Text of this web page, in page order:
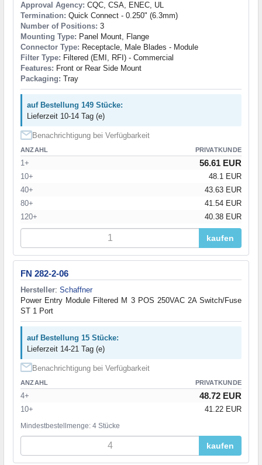
Approval Agency: CQC, CSA, ENEC, UL
Termination: Quick Connect - 0.250" (6.3mm)
Number of Positions: 3
Mounting Type: Panel Mount, Flange
Connector Type: Receptacle, Male Blades - Module
Filter Type: Filtered (EMI, RFI) - Commercial
Features: Front or Rear Side Mount
Packaging: Tray
auf Bestellung 149 Stücke:
Lieferzeit 10-14 Tag (e)
Benachrichtigung bei Verfügbarkeit
ANZAHL PRIVATKUNDE
1+ 56.61 EUR
10+
48.1 EUR
40+
43.63 EUR
80+
41.54 EUR
120+
40.38 EUR
kaufen
FN 282-2-06
Hersteller: Schaffner
Power Entry Module Filtered M 3 POS 250VAC 2A Switch/Fuse
ST 1 Port
auf Bestellung 15 Stücke:
Lieferzeit 14-21 Tag (e)
Benachrichtigung bei Verfügbarkeit
ANZAHL PRIVATKUNDE
4+ 48.72 EUR
10+ 41.22 EUR
Mindestbestellmenge: 4 Stücke
kaufen